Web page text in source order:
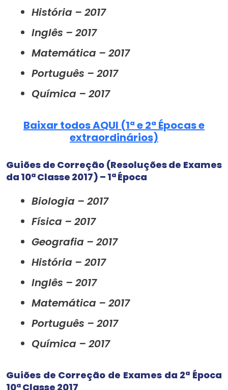
História – 2017
Inglês – 2017
Matemática – 2017
Português – 2017
Química – 2017
Baixar todos AQUI (1ª e 2ª Épocas e
extraordinários)
Guiões de Correção (Resoluções de Exames
da 10ª Classe 2017) – 1ª Época
Biologia – 2017
Física – 2017
Geografia – 2017
História – 2017
Inglês – 2017
Matemática – 2017
Português – 2017
Química – 2017
Guiões de Correção de Exames da 2ª Época
10ª Classe 2017